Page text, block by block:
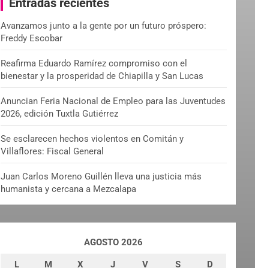
Avanzamos junto a la gente por un futuro próspero:
Freddy Escobar
Reafirma Eduardo Ramírez compromiso con el
bienestar y la prosperidad de Chiapilla y San Lucas
Anuncian Feria Nacional de Empleo para las Juventudes
2026, edición Tuxtla Gutiérrez
Se esclarecen hechos violentos en Comitán y
Villaflores: Fiscal General
Juan Carlos Moreno Guillén lleva una justicia más
humanista y cercana a Mezcalapa
AGOSTO 2026
L M X J V S D